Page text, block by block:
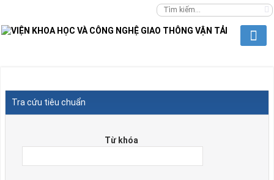
Tra cứu tiêu chuẩn
Từ khóa